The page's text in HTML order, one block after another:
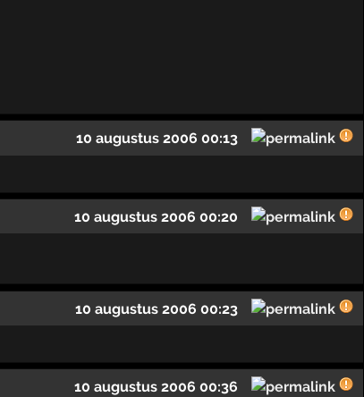
10 augustus 2006 00:13
10 augustus 2006 00:20
10 augustus 2006 00:23
10 augustus 2006 00:36